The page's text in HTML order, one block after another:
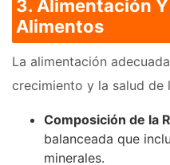
3. Alimentación
Alimentos
La alimentación
crecimiento y la salud de
Composición de la
balanceada que
minerales.